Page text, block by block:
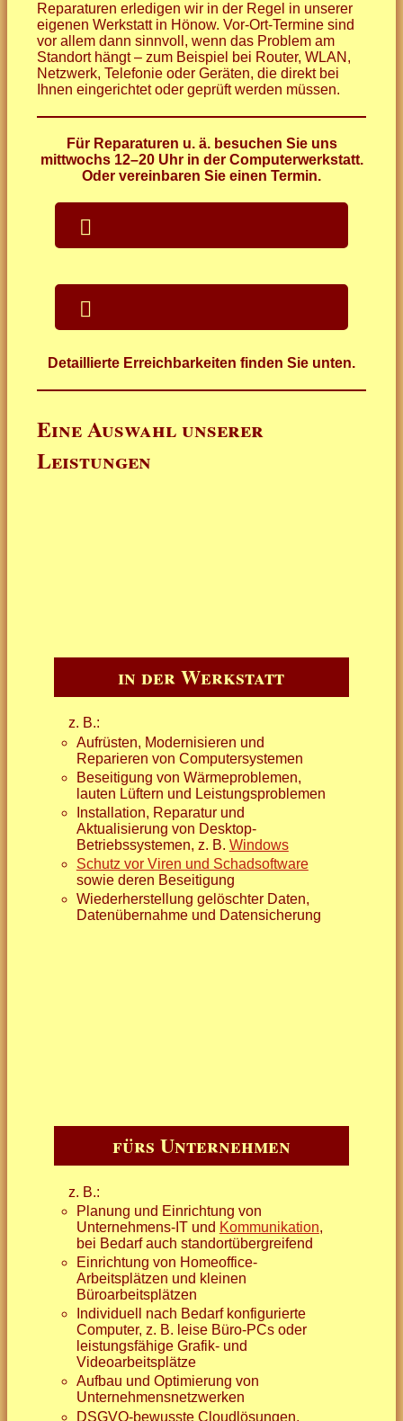
Reparaturen erledigen wir in der Regel in unserer
eigenen Werkstatt in Hönow. Vor-Ort-Termine sind
vor allem dann sinnvoll, wenn das Problem am
Standort hängt – zum Beispiel bei Router, WLAN,
Netzwerk, Telefonie oder Geräten, die direkt bei
Ihnen eingerichtet oder geprüft werden müssen.
Für Reparaturen u. ä. besuchen Sie uns
mittwochs 12–20 Uhr in der Computerwerkstatt.
Oder vereinbaren Sie einen Termin.
Detaillierte Erreichbarkeiten finden Sie unten.
Eine Auswahl unserer
Leistungen
in der Werkstatt
z. B.:
Aufrüsten, Modernisieren und
Reparieren von Computersystemen
Beseitigung von Wärmeproblemen,
lauten Lüftern und Leistungsproblemen
Installation, Reparatur und
Aktualisierung von Desktop-
Betriebssystemen, z. B. Windows
Schutz vor Viren und Schadsoftware
sowie deren Beseitigung
Wiederherstellung gelöschter Daten,
Datenübernahme und Datensicherung
fürs Unternehmen
z. B.:
Planung und Einrichtung von
Unternehmens-IT und Kommunikation,
bei Bedarf auch standortübergreifend
Einrichtung von Homeoffice-
Arbeitsplätzen und kleinen
Büroarbeitsplätzen
Individuell nach Bedarf konfigurierte
Computer, z. B. leise Büro-PCs oder
leistungsfähige Grafik- und
Videoarbeitsplätze
Aufbau und Optimierung von
Unternehmensnetzwerken
DSGVO-bewusste Cloudlösungen,